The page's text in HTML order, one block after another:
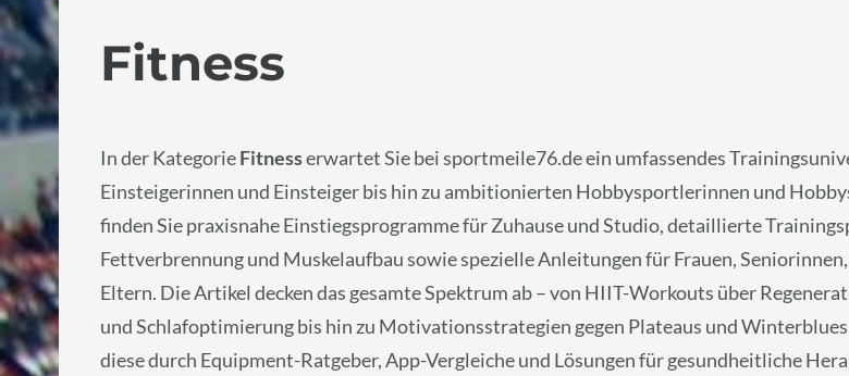
Fitness
In der KategorieFitnesserwartet Sie bei sportmeile76.de ein umfassendes
Einsteigerinnen und Einsteiger bis hin zu ambitionierten Hobbysportlerinnen und
finden Sie praxisnahe Einstiegsprogramme für Zuhause und Studio, detaillierte
Fettverbrennung und Muskelaufbau sowie spezielle Anleitungen für Frauen,
Eltern. Die Artikel decken das gesamte Spektrum ab – von HIIT-Workouts über
und Schlafoptimierung bis hin zu Motivationsstrategien gegen Plateaus und
diese durch Equipment-Ratgeber, App-Vergleiche und Lösungen für gesundheitliche